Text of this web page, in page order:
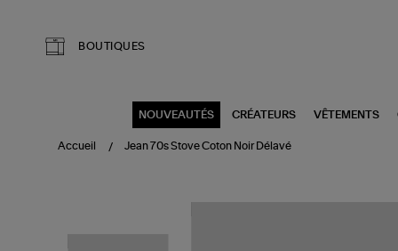
BOUTIQUES
NOUVEAUTÉS CRÉATEURS VÊTEMENTS
Accueil Jean 70s Stove Coton Noir Délavé